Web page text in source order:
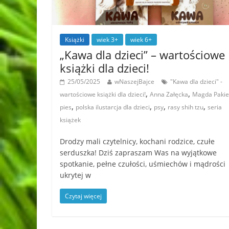
Książki wiek 3+ wiek 6+
„Kawa dla dzieci” – wartościowe
książki dla dzieci!
25/05/2025 wNaszejBajce
"Kawa dla dzieci" -
wartościowe książki dla dzieci!, Anna Załęcka, Magda
pies, polska ilustarcja dla dzieci, psy, rasy shih tzu, seria
książek
Drodzy mali czytelnicy, kochani rodzice, czułe
serduszka! Dziś zapraszam Was na wyjątkowe
spotkanie, pełne czułości, uśmiechów i mądrości
ukrytej w
Czytaj więcej